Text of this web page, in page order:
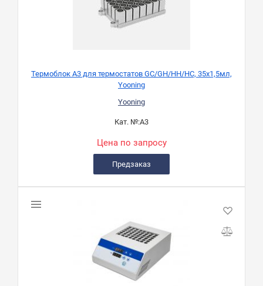
Термоблок A3 для термостатов GC/GH/HH/HC, 35х1,5мл,
Yooning
Yooning
Кат. №:A3
Цена по запросу
Предзаказ